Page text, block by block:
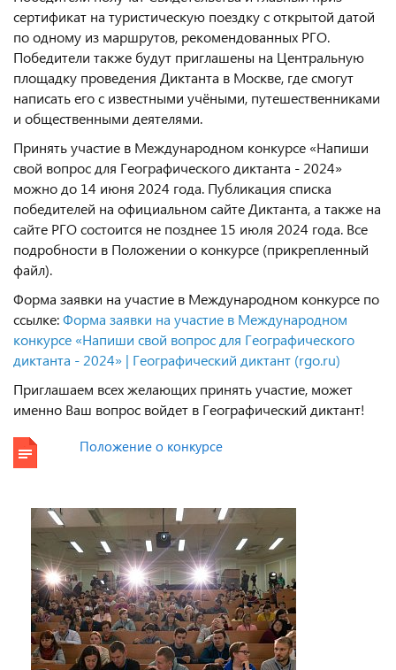
сертификат на туристическую поездку с открытой датой
по одному из маршрутов, рекомендованных РГО.
Победители также будут приглашены на Центральную
площадку проведения Диктанта в Москве, где смогут
написать его с известными учёными, путешественниками
и общественными деятелями.
Принять участие в Международном конкурсе «Напиши
свой вопрос для Географического диктанта - 2024»
можно до 14 июня 2024 года. Публикация списка
победителей на официальном сайте Диктанта, а также на
сайте РГО состоится не позднее 15 июля 2024 года. Все
подробности в Положении о конкурсе (прикрепленный
файл).
Форма заявки на участие в Международном конкурсе по
ссылке:Форма заявки на участие в Международном
конкурсе «Напиши свой вопрос для Географического
диктанта - 2024» | Географический диктант (rgo.ru)
Приглашаем всех желающих принять участие, может
именно Ваш вопрос войдет в Географический диктант!
Положение о конкурсе